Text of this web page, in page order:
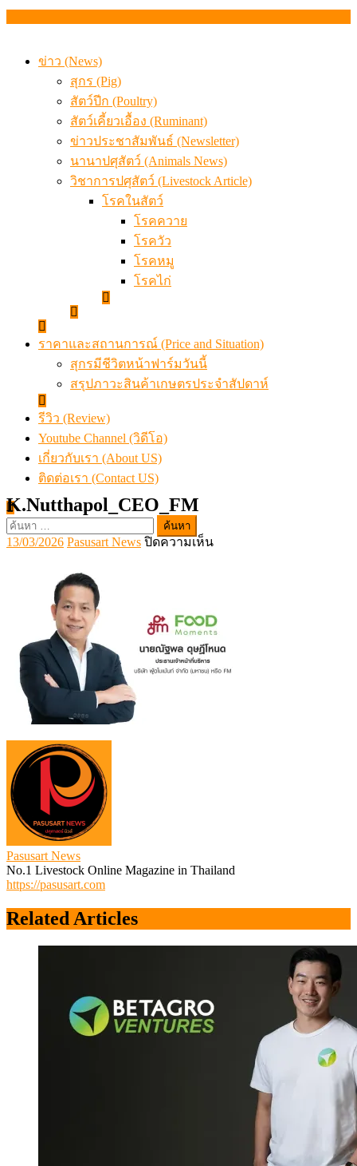
ข่าว (News)
สุกร (Pig)
สัตว์ปีก (Poultry)
สัตว์เคี้ยวเอื้อง (Ruminant)
ข่าวประชาสัมพันธ์ (Newsletter)
นานาปศุสัตว์ (Animals News)
วิชาการปศุสัตว์ (Livestock Article)
โรคในสัตว์
โรคควาย
โรควัว
โรคหมู
โรคไก่
ราคาและสถานการณ์ (Price and Situation)
สุกรมีชีวิตหน้าฟาร์มวันนี้
สรุปภาวะสินค้าเกษตรประจำสัปดาห์
รีวิว (Review)
Youtube Channel (วิดีโอ)
เกี่ยวกับเรา (About US)
ติดต่อเรา (Contact US)
ค้นหา
สำหรับ:
K.Nutthapol_CEO_FM
Posted
on
13/03/2026Author
Pasusart News ปิดความเห็นบน
Pasusart News
No.1 Livestock Online Magazine in Thailand
https://pasusart.com
Related Articles